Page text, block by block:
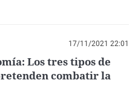
17/11/2021 22:01
Los tres tipos de
combatir la